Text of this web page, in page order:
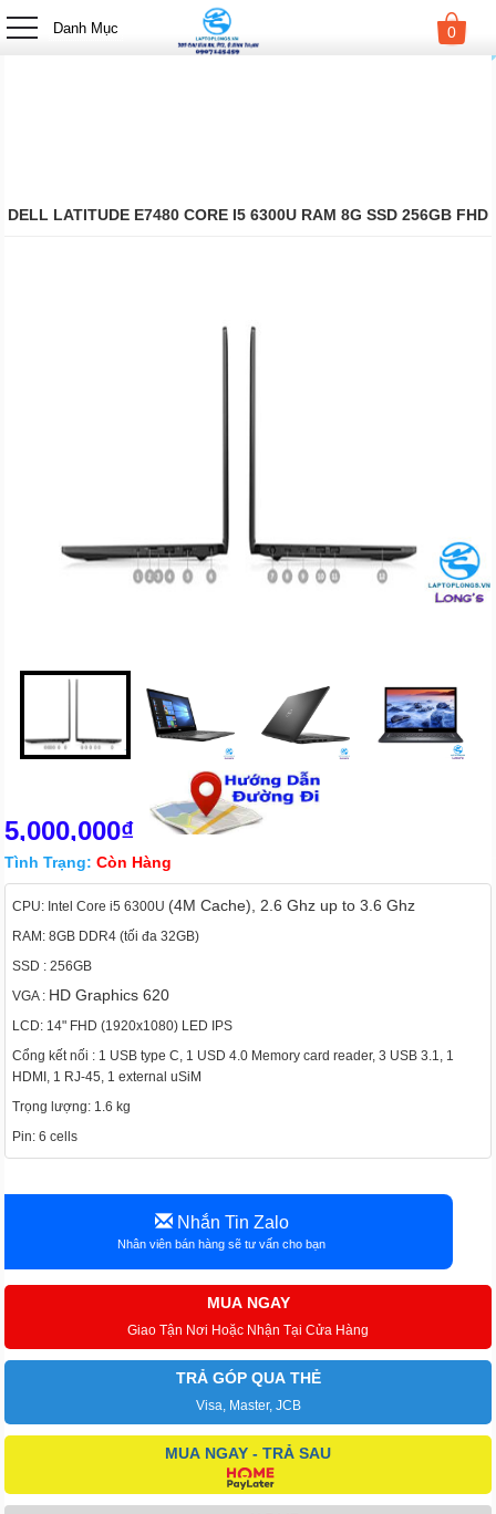
Danh Mục 0
DELL LATITUDE E7480 CORE I5 6300U RAM 8G SSD 256GB FHD
5,000,000₫
Tình Trạng: Còn Hàng
CPU: Intel Core i5 6300U (4M Cache), 2.6 Ghz up to 3.6 Ghz
RAM: 8GB DDR4 (tối đa 32GB)
SSD : 256GB
VGA : HD Graphics 620
LCD: 14" FHD (1920x1080) LED IPS
Cổng kết nối : 1 USB type C, 1 USD 4.0 Memory card reader, 3 USB 3.1, 1
HDMI, 1 RJ-45, 1 external uSiM
Trọng lượng: 1.6 kg
Pin: 6 cells
Nhắn Tin Zalo
Nhân viên bán hàng sẽ tư vấn cho bạn
MUA NGAY
Giao Tận Nơi Hoặc Nhận Tại Cửa Hàng
TRẢ GÓP QUA THẺ
Visa, Master, JCB
MUA NGAY - TRẢ SAU